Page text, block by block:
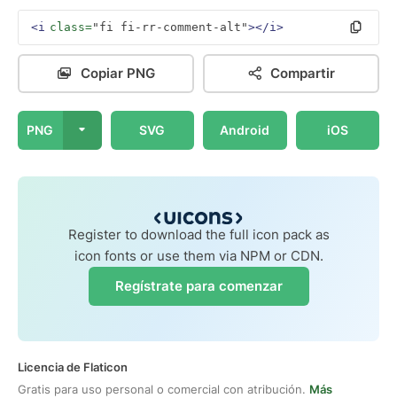
<i class="fi fi-rr-comment-alt"></i>
Copiar PNG Compartir
PNG SVG Android iOS
Register to download the full icon pack as
icon fonts or use them via NPM or CDN.
Regístrate para comenzar
Licencia de Flaticon
Gratis para uso personal o comercial con atribución. Más